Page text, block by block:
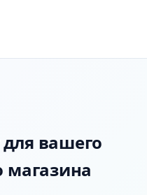
вашего
магазина